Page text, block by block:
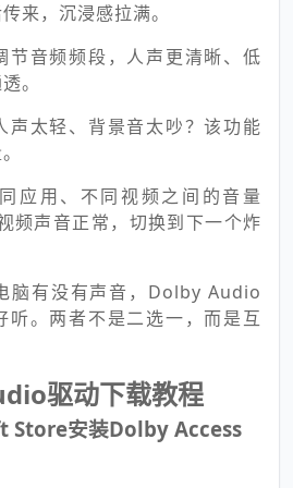
来，沉浸感拉满。
节音频频段，人声更清晰、低
。
声太轻、背景音太吵？该功能
应用、不同视频之间的音量
频声音正常，切换到下一个炸
脑有没有声音，Dolby Audio
听。两者不是二选一，而是互
驱动下载教程
Store安装Dolby Access